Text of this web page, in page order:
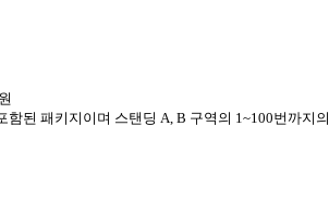
된 패키지이며 스탠딩 A, B 구역의 1~100번까지의